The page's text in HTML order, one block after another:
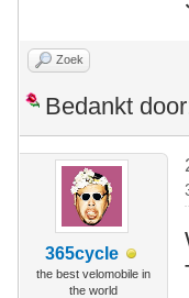
Zoek
Bedankt
365cycle
the best velomobile in
the world